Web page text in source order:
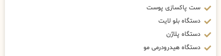
ست پاکسازی پوست
دستگاه بلو لایت
دستگاه پلاژن
دستگاه هیدرودرمی مو